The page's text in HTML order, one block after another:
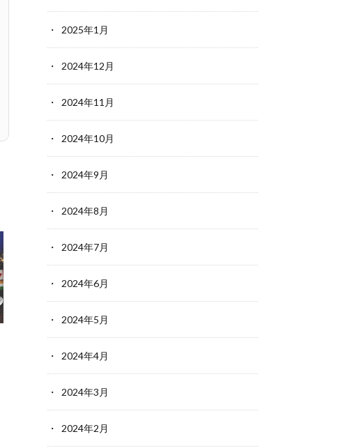
2025年1月
2024年12月
2024年11月
2024年10月
2024年9月
2024年8月
2024年7月
2024年6月
2024年5月
2024年4月
2024年3月
2024年2月